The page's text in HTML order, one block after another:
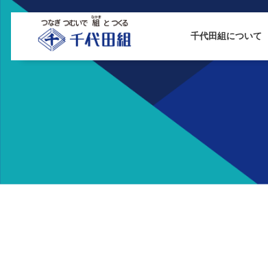
千代田組について